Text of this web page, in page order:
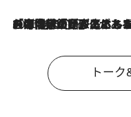
2026.8.3
「今後値上げがあるとすれば…」「リスクがあるのは今年の冬」エネルギー専門家が語る、ホルムズ海峡封鎖が家庭にもたらす“ある心配”
トー